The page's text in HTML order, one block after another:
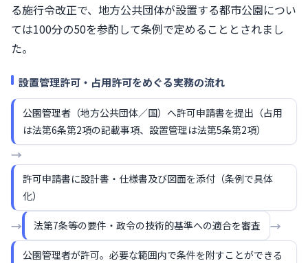
る施行令改正で、地方公共団体が設置する都市公園につい
ては100分の50を参酌して条例で定めることとされまし
た。
設置管理許可・占用許可をめぐる実務の流れ
公園管理者（地方公共団体／国）へ許可申請書を提出（占用
は法第6条第2項の記載事項、設置管理は法第5条第2項）
→
許可申請書に設計書・仕様書及び図面を添付（条例で具体
化）
→ 法第7条等の要件・政令の技術的基準への適合を審査 →
公園管理者が許可。必要な範囲内で条件を附すことができる